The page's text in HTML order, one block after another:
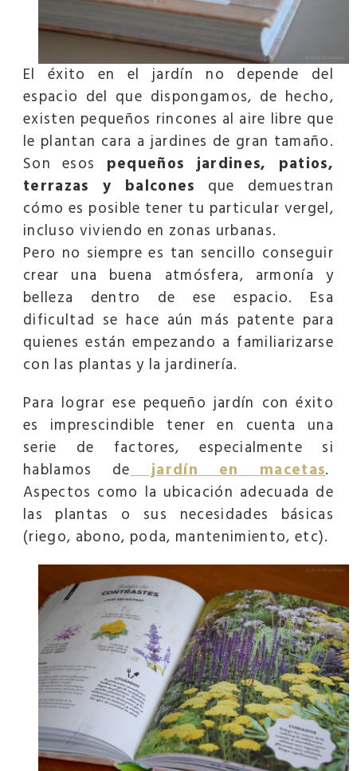
El éxito en el jardín no depende del
espacio del que dispongamos, de hecho,
existen pequeños rincones al aire libre que
le plantan cara a jardines de gran tamaño.
Son esos pequeños jardines, patios,
terrazas y balcones que demuestran
cómo es posible tener tu particular vergel,
incluso viviendo en zonas urbanas.
Pero no siempre es tan sencillo conseguir
crear una buena atmósfera, armonía y
belleza dentro de ese espacio. Esa
dificultad se hace aún más patente para
quienes están empezando a familiarizarse
con las plantas y la jardinería.
Para lograr ese pequeño jardín con éxito
es imprescindible tener en cuenta una
serie de factores, especialmente si
hablamos dejardín en macetas.
Aspectos como la ubicación adecuada de
las plantas o sus necesidades básicas
(riego, abono, poda, mantenimiento, etc).